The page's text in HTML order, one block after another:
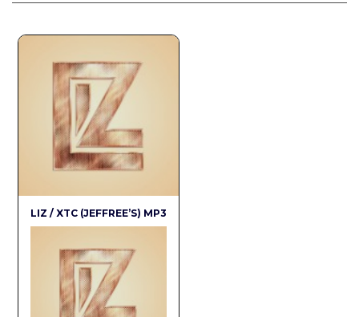
LIZ / XTC (JEFFREE’S) MP3